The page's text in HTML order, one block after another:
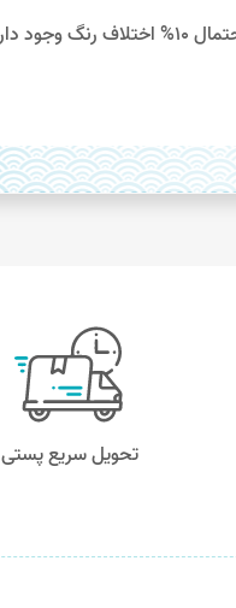
دارد
تحویل سریع پستی